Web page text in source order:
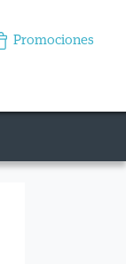
Promociones